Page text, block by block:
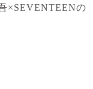
×SEVENTEENの